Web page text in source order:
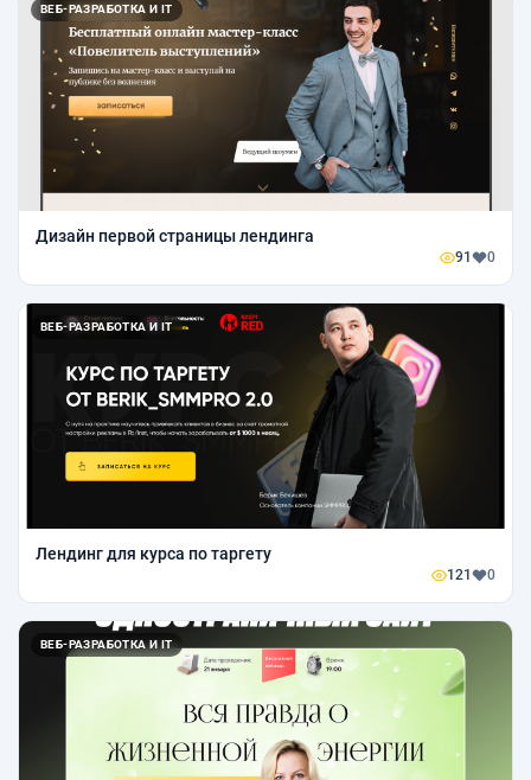
ВЕБ-РАЗРАБОТКА И IT
Дизайн первой страницы лендинга
91 0
ВЕБ-РАЗРАБОТКА И IT
Лендинг для курса по таргету
121 0
ВЕБ-РАЗРАБОТКА И IT